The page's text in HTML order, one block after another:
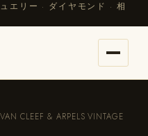
エリー · ダイヤモンド · 相
CLEEF & ARPELS VINTAGE